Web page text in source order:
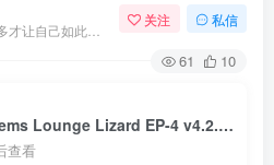
关注 私信
61 10
Applied Acoustics Systems Lounge Lizard EP-4 v4.2.1 电钢琴软音源音色Windows/MacOS
查看